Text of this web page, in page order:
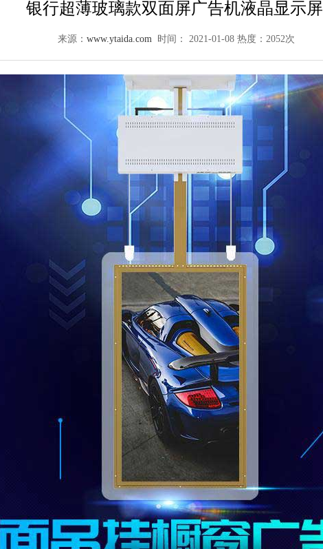
银行超薄玻璃款双面屏广告机液晶显示屏
来源： www.ytaida.com时间： 2021-01-08 热度：2052次